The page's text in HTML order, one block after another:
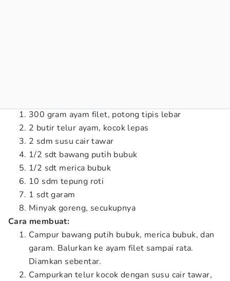
300 gram ayam filet, potong tipis lebar
2 butir telur ayam, kocok lepas
2 sdm susu cair tawar
1/2 sdt bawang putih bubuk
1/2 sdt merica bubuk
10 sdm tepung roti
1 sdt garam
Minyak goreng, secukupnya
Cara membuat:
Campur bawang putih bubuk, merica bubuk, dan
garam. Balurkan ke ayam filet sampai rata.
Diamkan sebentar.
Campurkan telur kocok dengan susu cair tawar,